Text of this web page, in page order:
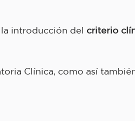
introducción del criterio
Clínica, como así